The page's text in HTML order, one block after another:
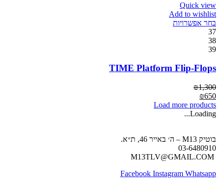
Quick view
Add to wishlist
בחר אפשרויות
37
38
39
TIME Platform Flip-Flops
₪1,300
₪650
Load more products
Loading...
בוטיק M13 – ה׳ באייר 46, ת״א.
03-6480910
Facebook Instagram Whatsapp